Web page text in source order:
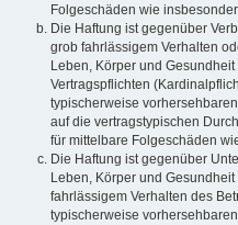
Folgeschäden wie
Die Haftung ist gegenüber
grob fahrlässigem Verhalten
Leben, Körper und
Vertragspflichten
typischerweise
auf die vertragstypischen
für mittelbare Folgeschäden
Die Haftung ist gegenüber
Leben, Körper und
fahrlässigem Verhalten des
typischerweise